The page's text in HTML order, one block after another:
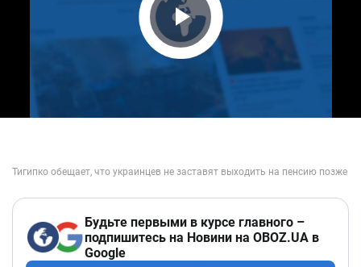
Play Video
Будьте первыми в курсе главного –
подпишитесь на Новини на OBOZ.UA в
Google